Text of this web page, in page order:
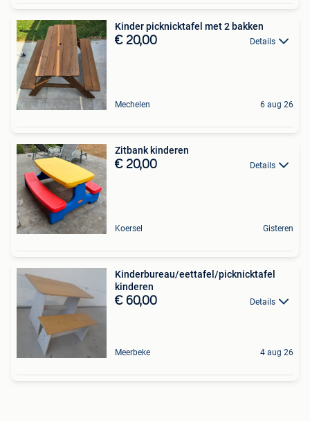
Kinder picknicktafel met 2 bakken
€ 20,00 Details
Mechelen 6 aug 26
Zitbank kinderen
€ 20,00 Details
Koersel Gisteren
Kinderbureau/eettafel/picknicktafel
kinderen
€ 60,00 Details
Meerbeke 4 aug 26